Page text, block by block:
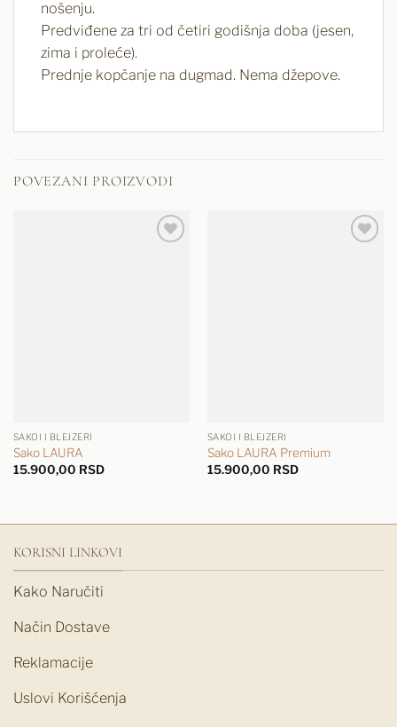
nošenju.
Predviđene za tri od četiri godišnja doba (jesen,
zima i proleće).
Prednje kopčanje na dugmad. Nema džepove.
POVEZANI PROIZVODI
SAKOI I BLEJZERI
Sako LAURA
15.900,00 RSD
SAKOI I BLEJZERI
Sako LAURA Premium
15.900,00 RSD
KORISNI LINKOVI
Kako Naručiti
Način Dostave
Reklamacije
Uslovi Korišćenja